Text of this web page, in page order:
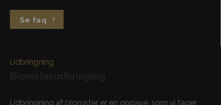
Se faq
Udbringning
Udbringning af blomster er en opgave, som vi tager